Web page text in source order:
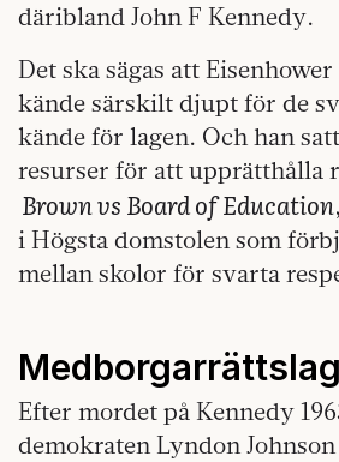
däribland John F Kennedy.
Det ska sägas att
kände särskilt djupt för de
kände för lagen. Och han
resurser för att upprätthålla
Brown vs Board of Education
i Högsta domstolen som
mellan skolor för svarta
Efter mordet på Kennedy
demokraten Lyndon